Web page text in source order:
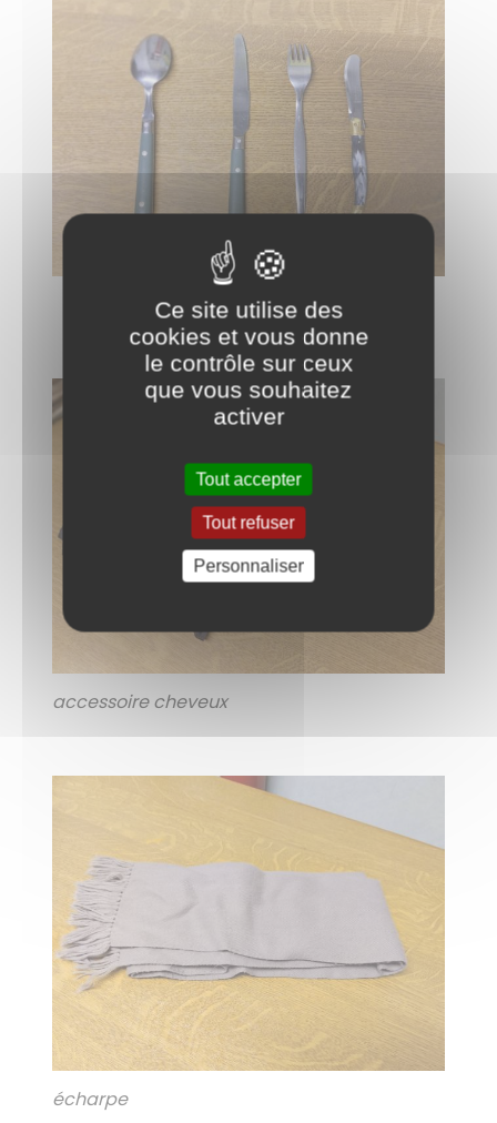
couverts
accessoire cheveux
écharpe
Ce site utilise des
cookies et vous donne
le contrôle sur ceux
que vous souhaitez
activer
Tout accepter
Tout refuser
Personnaliser